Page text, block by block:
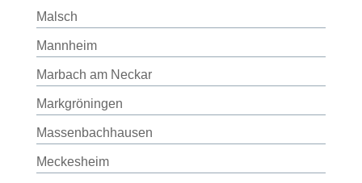
Malsch
Mannheim
Marbach am Neckar
Markgröningen
Massenbachhausen
Meckesheim